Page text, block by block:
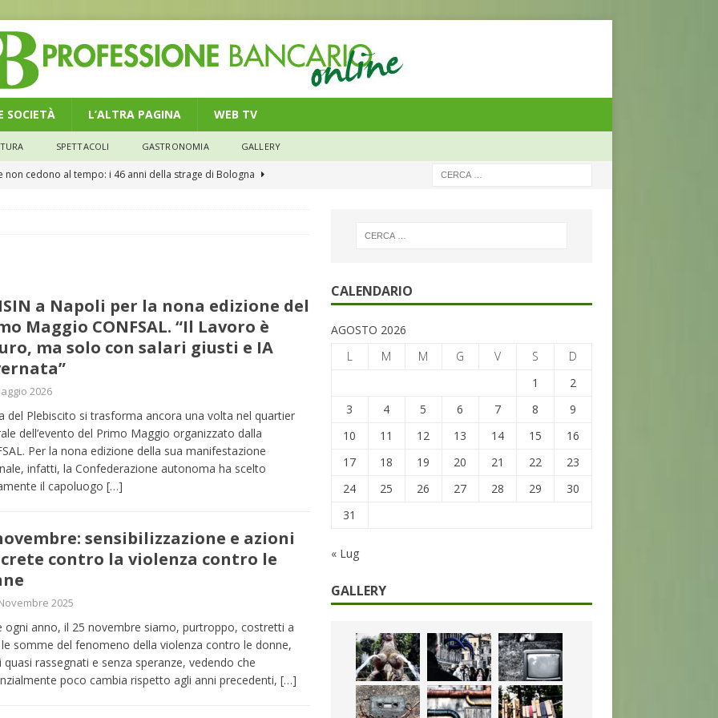
SOCIETÀ L’ALTRA PAGINA WEB TV
SPETTACOLI GASTRONOMIA GALLERY
non cedono al tempo: i 46 anni della strage di Bologna
num.16/2026 – Legge di Bilancio 2026 – Il nuovo limite di 5000
in denaro, ma anche i benefit aziendali
caregiver: la sfida quotidiana dell’assistenza tra ferie e rinunce
a Napoli per la nona edizione del
Maggio CONFSAL. “Il Lavoro è
ma solo con salari giusti e IA
2026
del Plebiscito si trasforma ancora una volta nel quartier
dell’evento del Primo Maggio organizzato dalla
Per la nona edizione della sua manifestazione
infatti, la Confederazione autonoma ha scelto
il capoluogo […]
sensibilizzazione e azioni
contro la violenza contro le
2025
ogni anno, il 25 novembre siamo, purtroppo, costretti a
somme del fenomeno della violenza contro le donne,
quasi rassegnati e senza speranze, vedendo che
poco cambia rispetto agli anni precedenti, […]
CALENDARIO
AGOSTO 2026
L
M M G V S
D
1
2
3
4 5 6 7 8
9
10
11 12 13 14 15
16
17
18 19 20 21 22
23
24
25 26 27 28 29
30
31
« Lug
GALLERY